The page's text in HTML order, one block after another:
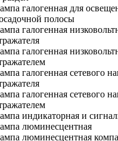
галогенная для
полосы
галогенная
галогенная
галогенная сетевого
галогенная сетевого
индикаторная и
люминесцентная
люминесцентная